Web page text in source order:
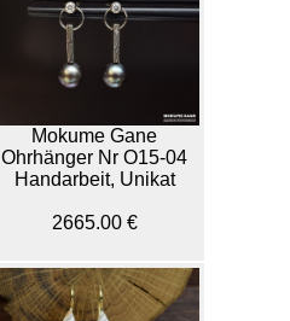
Mokume Gane
Ohrhänger Nr O15-04
Handarbeit, Unikat
2665.00 €